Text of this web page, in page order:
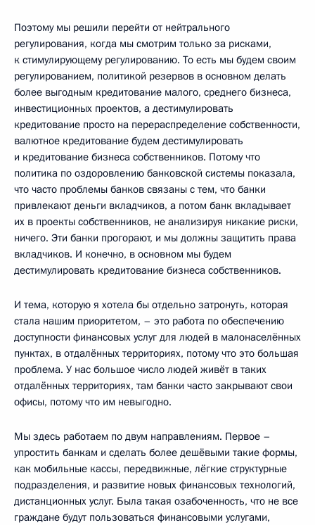
Поэтому мы решили перейти от нейтрального
регулирования, когда мы смотрим только за рисками,
к стимулирующему регулированию. То есть мы будем своим
регулированием, политикой резервов в основном делать
более выгодным кредитование малого, среднего бизнеса,
инвестиционных проектов, а дестимулировать
кредитование просто на перераспределение собственности,
валютное кредитование будем дестимулировать
и кредитование бизнеса собственников. Потому что
политика по оздоровлению банковской системы показала,
что часто проблемы банков связаны с тем, что банки
привлекают деньги вкладчиков, а потом банк вкладывает
их в проекты собственников, не анализируя никакие риски,
ничего. Эти банки прогорают, и мы должны защитить права
вкладчиков. И конечно, в основном мы будем
дестимулировать кредитование бизнеса собственников.
И тема, которую я хотела бы отдельно затронуть, которая
стала нашим приоритетом, – это работа по обеспечению
доступности финансовых услуг для людей в малонаселённых
пунктах, в отдалённых территориях, потому что это большая
проблема. У нас большое число людей живёт в таких
отдалённых территориях, там банки часто закрывают свои
офисы, потому что им невыгодно.
Мы здесь работаем по двум направлениям. Первое –
упростить банкам и сделать более дешёвыми такие формы,
как мобильные кассы, передвижные, лёгкие структурные
подразделения, и развитие новых финансовых технологий,
дистанционных услуг. Была такая озабоченность, что не все
граждане будут пользоваться финансовыми услугами,